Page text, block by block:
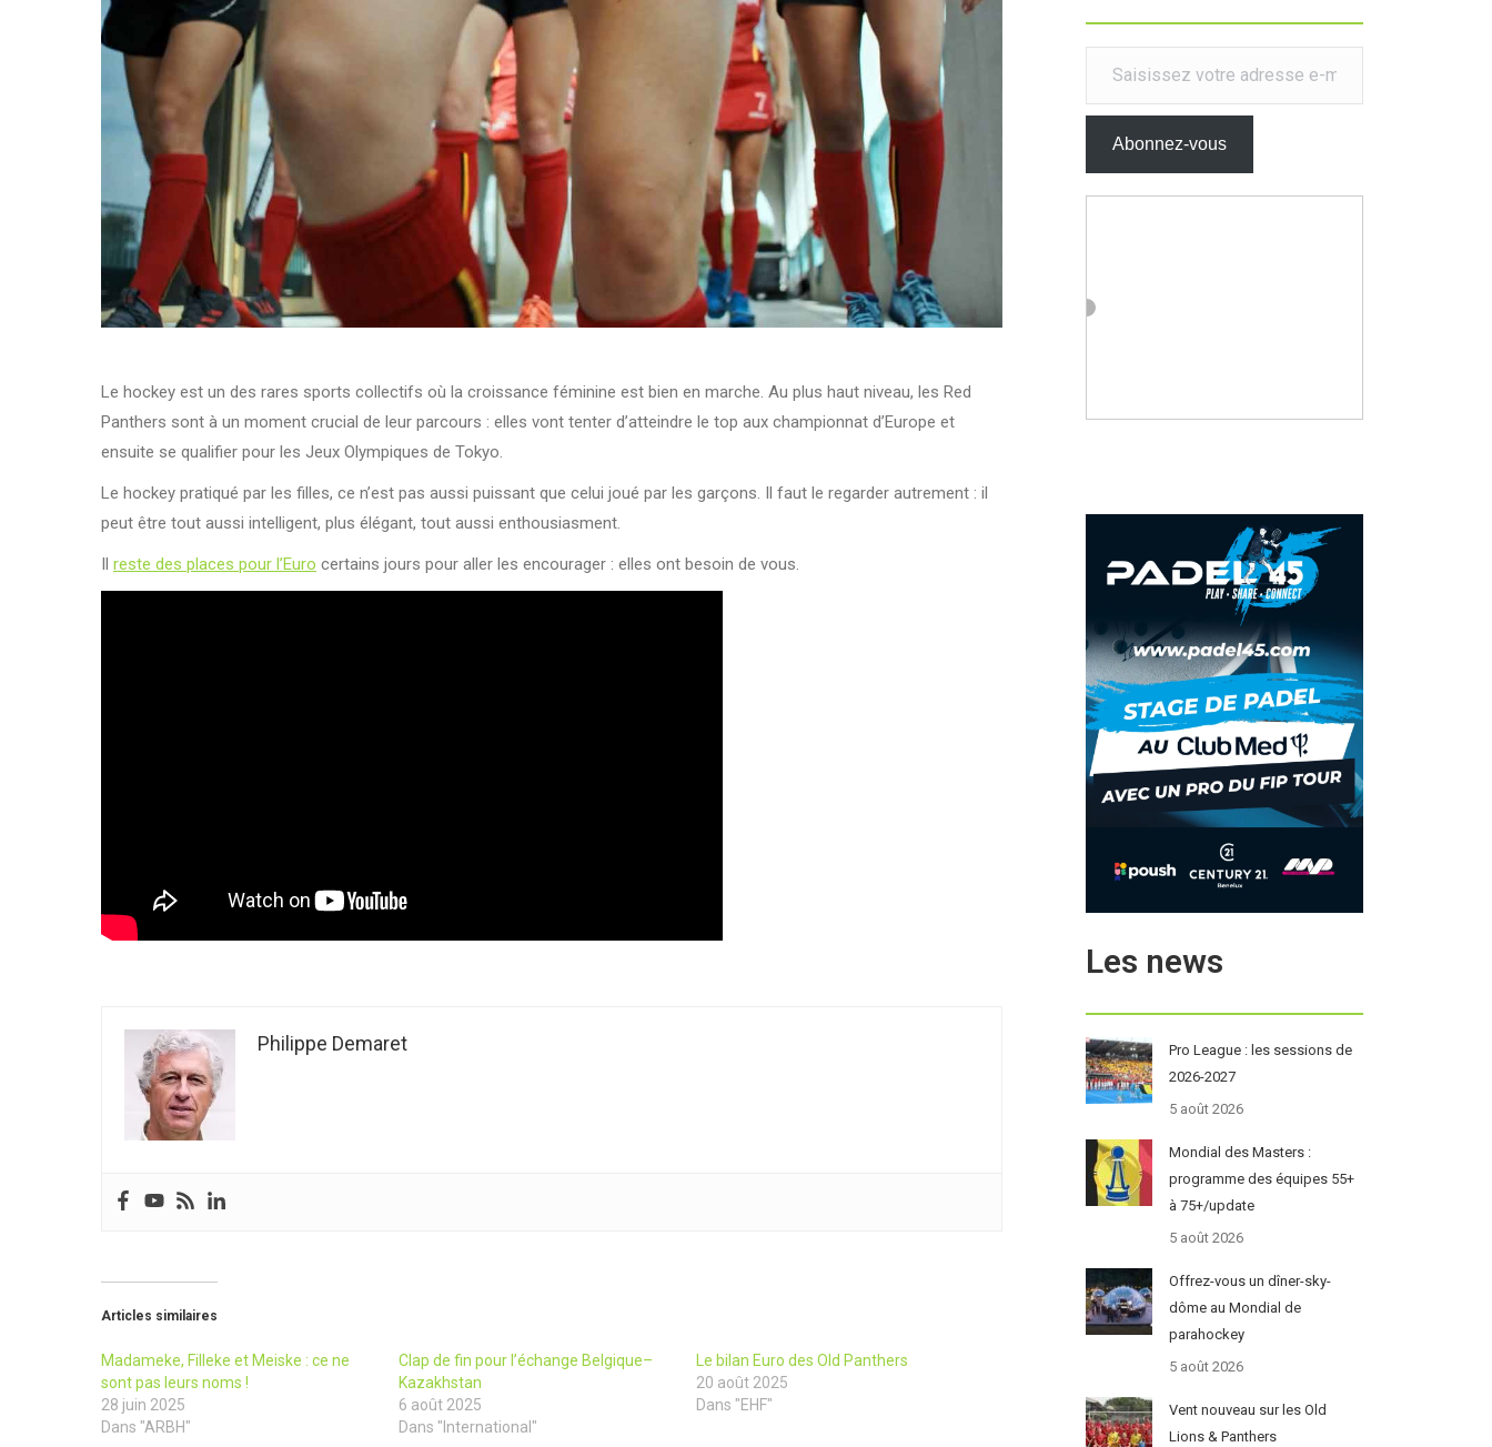
Le hockey est un des rares sports collectifs où la croissance féminine est bien en marche. Au plus haut niveau, les Red
Panthers sont à un moment crucial de leur parcours : elles vont tenter d’atteindre le top aux championnat d’Europe et
ensuite se qualifier pour les Jeux Olympiques de Tokyo.
Le hockey pratiqué par les filles, ce n’est pas aussi puissant que celui joué par les garçons. Il faut le regarder autrement : il
peut être tout aussi intelligent, plus élégant, tout aussi enthousiasment.
Il reste des places pour l’Euro certains jours pour aller les encourager : elles ont besoin de vous.
Philippe Demaret
Articles similaires
Madameke, Filleke et Meiske : ce ne
sont pas leurs noms !
28 juin 2025
Dans "ARBH"
Clap de fin pour l’échange Belgique–
Kazakhstan
6 août 2025
Dans "International"
Le bilan Euro des Old Panthers
20 août 2025
Dans "EHF"
Saisissez votre adresse e-mail…
Abonnez-vous
Les news
Pro League : les sessions de
2026-2027
5 août 2026
Mondial des Masters :
programme des équipes 55+
à 75+/update
5 août 2026
Offrez-vous un dîner-sky-
dôme au Mondial de
parahockey
5 août 2026
Vent nouveau sur les Old
Lions & Panthers